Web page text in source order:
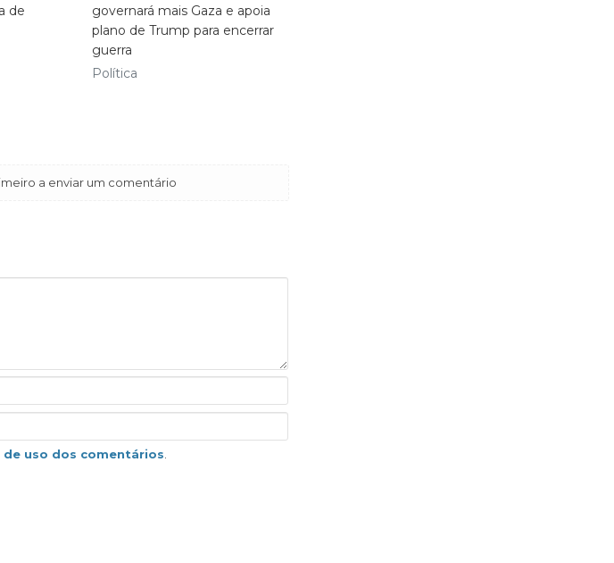
de
governará mais Gaza e apoia
plano de Trump para encerrar
guerra
Política
a enviar um comentário
uso dos comentários.